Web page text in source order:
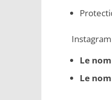
Le
Le